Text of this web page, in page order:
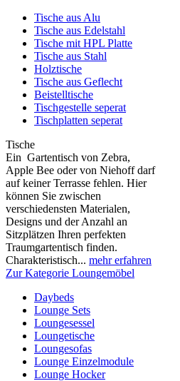
Tische aus Alu
Tische aus Edelstahl
Tische mit HPL Platte
Tische aus Stahl
Holztische
Tische aus Geflecht
Beistelltische
Tischgestelle seperat
Tischplatten seperat
Tische
Ein Gartentisch von Zebra,
Apple Bee oder von Niehoff darf
auf keiner Terrasse fehlen. Hier
können Sie zwischen
verschiedensten Materialen,
Designs und der Anzahl an
Sitzplätzen Ihren perfekten
Traumgartentisch finden.
Charakteristisch... mehr erfahren
Zur Kategorie Loungemöbel
Daybeds
Lounge Sets
Loungesessel
Loungetische
Loungesofas
Lounge Einzelmodule
Lounge Hocker